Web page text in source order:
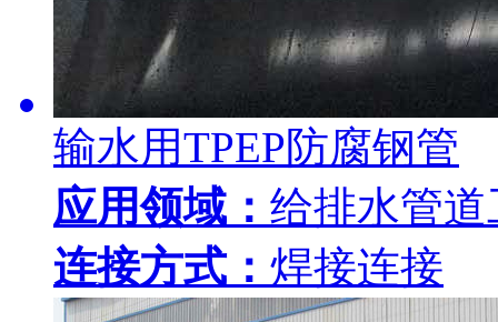
输水用TPEP防腐钢管
应用领域： 给排水管道
连接方式： 焊接连接